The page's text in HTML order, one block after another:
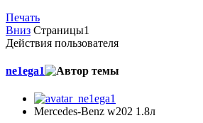
Печать
Вниз Страницы1
Действия пользователя
ne1ega1
Mercedes-Benz w202 1.8л